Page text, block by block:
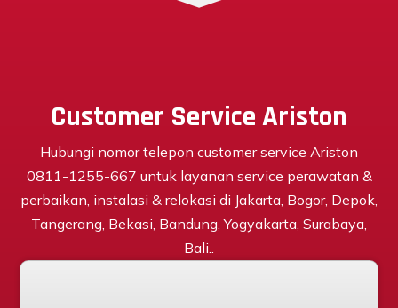
Customer Service Ariston
Hubungi nomor telepon customer service Ariston
0811-1255-667 untuk layanan service perawatan &
perbaikan, instalasi & relokasi di Jakarta, Bogor, Depok,
Tangerang, Bekasi, Bandung, Yogyakarta, Surabaya,
Bali..